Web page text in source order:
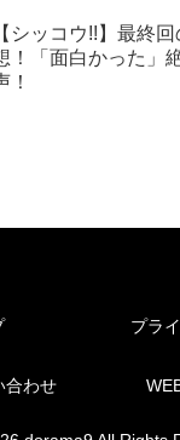
【シッコウ!!】最終
！「面白かった」
！
プラ
合わせ